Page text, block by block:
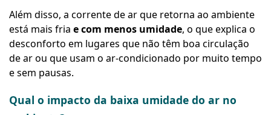
Além disso, a corrente de ar que retorna ao ambiente
está mais fria e com menos umidade, o que explica o
desconforto em lugares que não têm boa circulação
de ar ou que usam o ar-condicionado por muito tempo
e sem pausas.
Qual o impacto da baixa umidade do ar no